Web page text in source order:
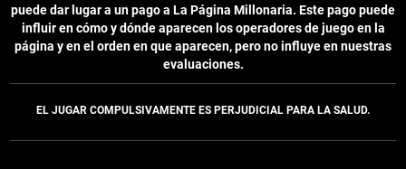
puede dar lugar a un pago a La Página Millonaria. Este pago puede
influir en cómo y dónde aparecen los operadores de juego en la
página y en el orden en que aparecen, pero no influye en nuestras
evaluaciones.
EL JUGAR COMPULSIVAMENTE ES PERJUDICIAL PARA LA SALUD.